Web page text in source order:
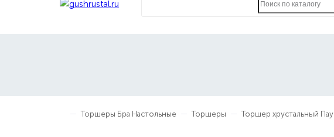
Торшеры Бра Настольные Торшеры Торшер хрустальный